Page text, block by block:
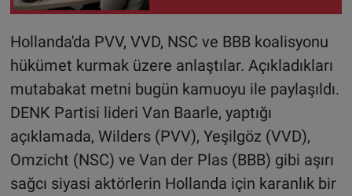
Hollanda'da PVV, VVD, NSC ve BBB koalisyonu
hükümet kurmak üzere anlaştılar. Açıkladıkları
mutabakat metni bugün kamuoyu ile paylaşıldı.
DENK Partisi lideri Van Baarle, yaptığı
açıklamada, Wilders (PVV), Yeşilgöz (VVD),
Omzicht (NSC) ve Van der Plas (BBB) gibi aşırı
sağcı siyasi aktörlerin Hollanda için karanlık bir